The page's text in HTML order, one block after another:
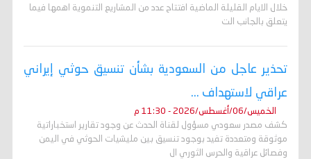
خلال الايام القليلة الماضية افتتاح عدد من المشاريع التنموية اهمها فيما
يتعلق بالجانب الت
تحذير عاجل من السعودية بشأن تنسيق حوثي إيراني
عراقي لاستهداف ...
الخميس/06/أغسطس/2026 - 11:30 م
كشف مصدر سعودي مسؤول لقناة الحدث عن وجود تقارير استخباراتية
موثوقة ومتعددة تفيد بوجود تنسيق بين مليشيات الحوثي في اليمن
وفصائل عراقية والحرس الثوري ال